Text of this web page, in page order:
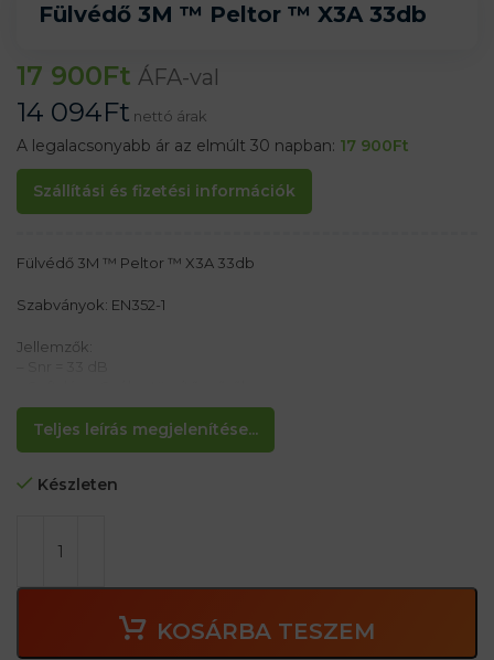
Fülvédő 3M ™ Peltor ™ X3A 33db
17 900Ft ÁFA-val
14 094Ft nettó árak
A legalacsonyabb ár az elmúlt 30 napban: 17 900Ft
Szállítási és fizetési információk
Teljes leírás megjelenítése...
Fülvédő 3M ™ Peltor ™ X3A 33db
Szabványok: EN352-1
Jellemzők:
– Nagyon könnyű
– Az erdőgazdálkodásban, a repülőtéren és
Készleten
KOSÁRBA TESZEM